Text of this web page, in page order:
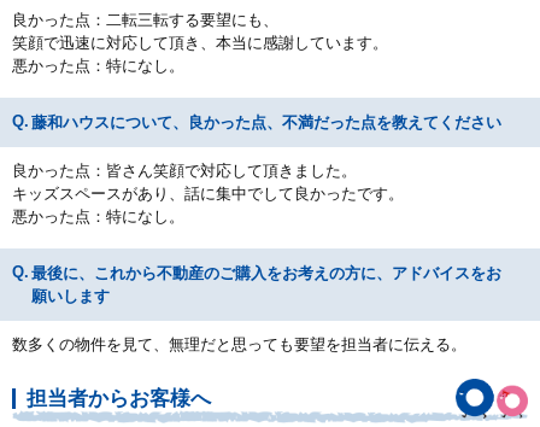
良かった点：二転三転する要望にも、
笑顔で迅速に対応して頂き、本当に感謝しています。
悪かった点：特になし。
藤和ハウスについて、良かった点、不満だった点を教えてください
良かった点：皆さん笑顔で対応して頂きました。
キッズスペースがあり、話に集中でして良かったです。
悪かった点：特になし。
最後に、これから不動産のご購入をお考えの方に、アドバイスをお
願いします
数多くの物件を見て、無理だと思っても要望を担当者に伝える。
担当者からお客様へ